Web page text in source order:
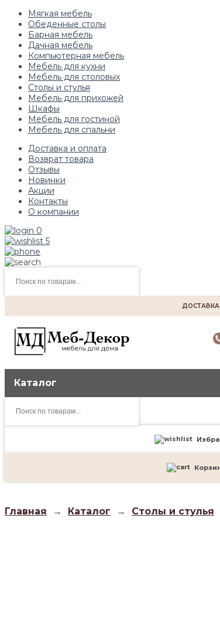
Мягкая мебель
Обеденные столы
Барная мебель
Дачная мебель
Компьютерная мебель
Мебель для кухни
Мебель для столовых
Столы и стулья
Мебель для прихожей
Шкафы
Мебель для гостиной
Мебель для спальни
Доставка и оплата
Возврат товара
Отзывы
Новинки
Акции
Контакты
О компании
0
5
товаров
Каталог
товаров
Главная → Каталог → Столы и стулья